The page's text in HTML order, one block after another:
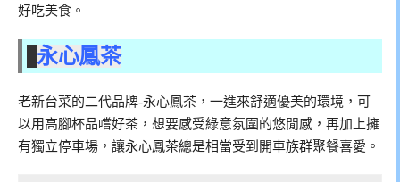
好吃美食。
永心鳳茶
老新台菜的二代品牌-永心鳳茶，一進來舒適優美的環境，可
以用高腳杯品嚐好茶，想要感受綠意氛圍的悠閒感，再加上擁
有獨立停車場，讓永心鳳茶總是相當受到開車族群聚餐喜愛。